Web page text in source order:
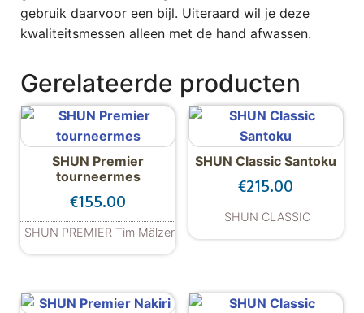
gebruik daarvoor een bijl. Uiteraard wil je deze
kwaliteitsmessen alleen met de hand afwassen.
Gerelateerde producten
SHUN Premier
tourneermes
€155.00
SHUN PREMIER Tim Mälzer
SHUN Classic Santoku
€215.00
SHUN CLASSIC